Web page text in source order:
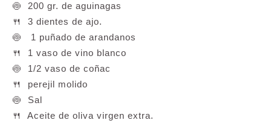
🍥 200 gr. de aguinagas
🍴 3 dientes de ajo.
🍥 1 puñado de arandanos
🍴 1 vaso de vino blanco
🍥 1/2 vaso de coñac
🍴 perejil molido
🍥 Sal
🍴 Aceite de oliva virgen extra.